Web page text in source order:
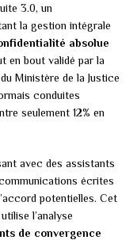
3.0, un
la gestion intégrale
absolue
en bout validé par la
Ministère de la Justice
conduites
seulement 12% en
avec des assistants
écrites
potentielles. Cet
l’analyse
de convergence